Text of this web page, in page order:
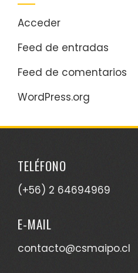
Acceder
Feed de entradas
Feed de comentarios
WordPress.org
TELÉFONO
(+56) 2 64694969
E-MAIL
contacto@csmaipo.cl